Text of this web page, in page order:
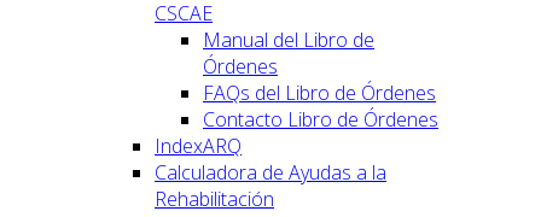
CSCAE
Manual del Libro de
Órdenes
FAQs del Libro de Órdenes
Contacto Libro de Órdenes
IndexARQ
Calculadora de Ayudas a la
Rehabilitación